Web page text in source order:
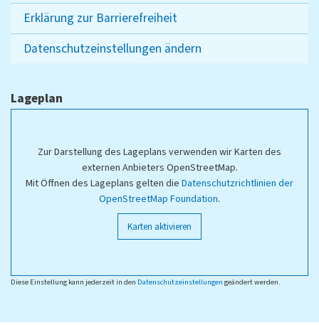
Erklärung zur Barrierefreiheit
Datenschutzeinstellungen ändern
Lageplan
Zur Darstellung des Lageplans verwenden wir Karten des
externen Anbieters OpenStreetMap.
Mit Öffnen des Lageplans gelten die Datenschutzrichtlinien der
OpenStreetMap Foundation.
Karten aktivieren
Diese Einstellung kann jederzeit in den Datenschutzeinstellungen geändert werden.